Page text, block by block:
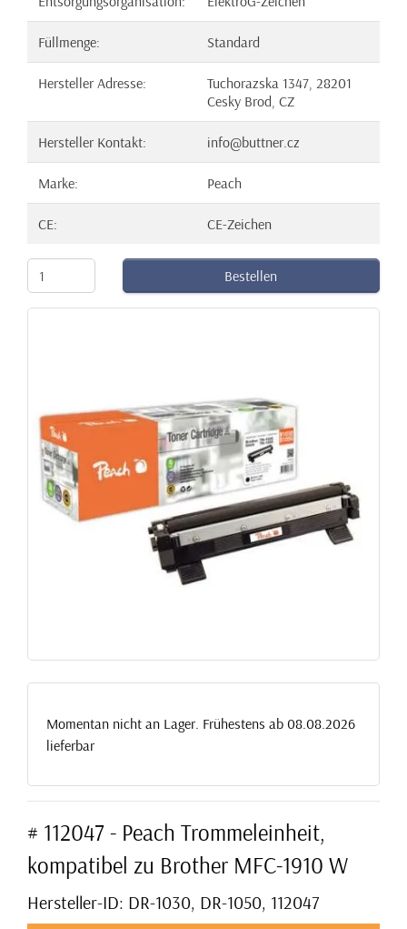
Füllmenge: Standard
Hersteller Adresse:
Tuchorazska 1347, 28201
Cesky Brod, CZ
Hersteller Kontakt: info@buttner.cz
Marke: Peach
CE: CE-Zeichen
Bestellen
Momentan nicht an Lager. Frühestens ab 08.08.2026
lieferbar
# 112047 - Peach Trommeleinheit,
kompatibel zu Brother MFC-1910 W
Hersteller-ID: DR-1030, DR-1050, 112047